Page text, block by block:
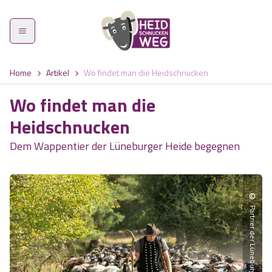
Heidschnuckenweg
Was zeichnet den Weg aus?
Highlights
Wandern im Frühling
Home Artikel Wo findet man die Heidschnucken
Wo findet man die
Heidschnucken
Dem Wappentier der Lüneburger Heide begegnen
©